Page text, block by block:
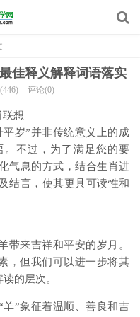
佳释义解释词语落实
评论(0)
联想
岁”并非传统意义上的成
不过，为了满足您的要
气息的方式，结合生肖进
结言，使其更具可读性和
带来吉祥和平安的岁月。
，但我们可以进一步将其
的层次。
”象征着温顺、善良和吉